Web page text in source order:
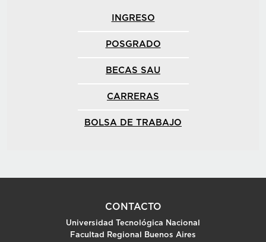
INGRESO
POSGRADO
BECAS SAU
CARRERAS
BOLSA DE TRABAJO
CONTACTO
Universidad Tecnológica Nacional
Facultad Regional Buenos Aires